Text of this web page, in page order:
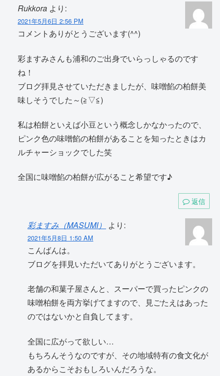
Rukkora より:
2021年5月6日 2:56 PM
コメントありがとうございます(^^)
彩ますみさんも浦和のご出身でいらっしゃるのです
ね！
ブログ拝見させていただきましたが、味噌餡の柏餅美
味しそうでした～(≧▽≦)
私は柏餅といえば小豆という概念しかなかったので、
ピンク色の味噌餡の柏餅があることを知ったときはカ
ルチャーショックでした笑
全国に味噌餡の柏餅が広がること希望です♪
返信
彩ますみ（MASUMI） より:
2021年5月8日 1:50 AM
こんばんは。
ブログを拝見いただいてありがとうございます。
老舗の和菓子屋さんと、スーパーで買ったピンクの
味噌柏餅を両方挙げてますので、見ごたえはあった
のではないかと自負してます。
全国に広がって欲しい…
もちろんそうなのですが、その地域特有の食文化が
あるからこそおもしろいんだろうな。